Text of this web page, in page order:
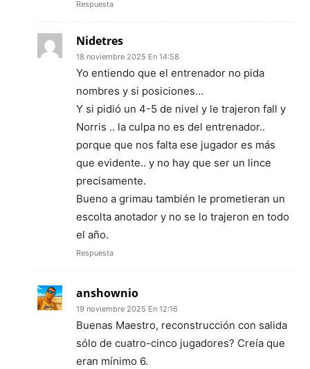
Respuesta
Nidetres
18 noviembre 2025 En 14:58
Yo entiendo que el entrenador no pida
nombres y si posiciones…
Y si pidió un 4-5 de nivel y le trajeron fall y
Norris .. la culpa no es del entrenador..
porque que nos falta ese jugador es más
que evidente.. y no hay que ser un lince
precisamente.
Bueno a grimau también le prometieran un
escolta anotador y no se lo trajeron en todo
el año.
Respuesta
anshownio
19 noviembre 2025 En 12:16
Buenas Maestro, reconstrucción con salida
sólo de cuatro-cinco jugadores? Creía que
eran mínimo 6.